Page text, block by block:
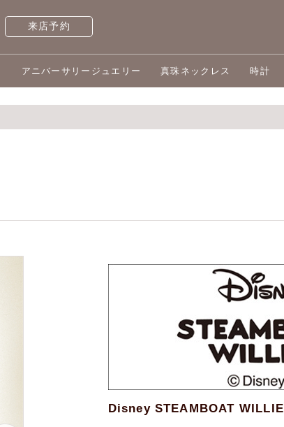
来店予約
アニバーサリージュエリー 真珠ネックレス 時計
Disney STEAMBOAT WILLIE